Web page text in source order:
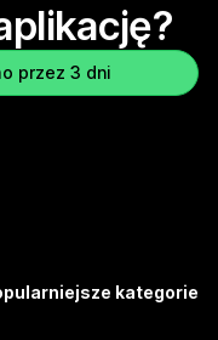
przez 3 dni
kategorie